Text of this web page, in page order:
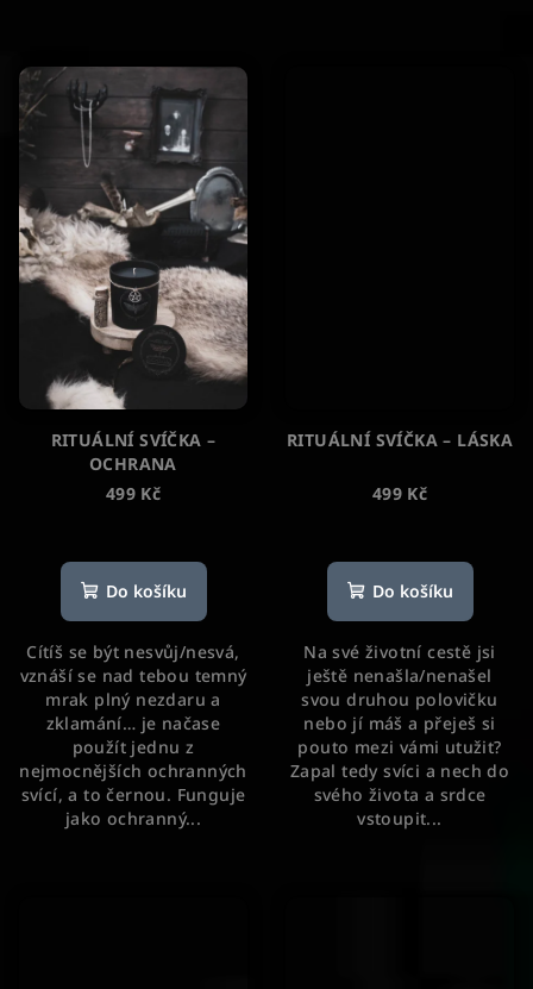
RITUÁLNÍ SVÍČKA –
OCHRANA
499 Kč
hodnocení
produktu
z
5
hvězdiček.
Do košíku
Cítíš se být nesvůj/nesvá,
vznáší se nad tebou temný
mrak plný nezdaru a
zklamání… je načase
použít jednu z
nejmocnějších ochranných
svící, a to černou. Funguje
jako ochranný...
RITUÁLNÍ SVÍČKA – LÁSKA
499 Kč
hodnocení
produktu
z
5
hvězdiček.
Do košíku
Na své životní cestě jsi
ještě nenašla/nenašel
svou druhou polovičku
nebo jí máš a přeješ si
pouto mezi vámi utužit?
Zapal tedy svíci a nech do
svého života a srdce
vstoupit...